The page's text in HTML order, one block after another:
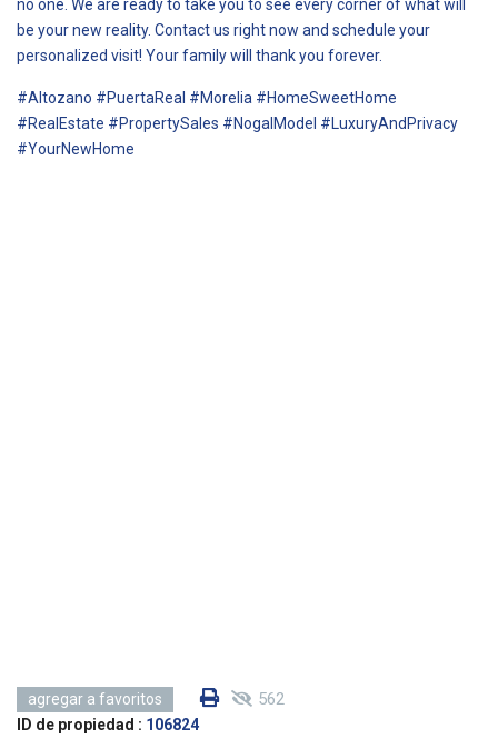
no one. We are ready to take you to see every corner of what will
be your new reality. Contact us right now and schedule your
personalized visit! Your family will thank you forever.
#Altozano #PuertaReal #Morelia #HomeSweetHome
#RealEstate #PropertySales #NogalModel #LuxuryAndPrivacy
#YourNewHome
agregar a favoritos 562
ID de propiedad : 106824